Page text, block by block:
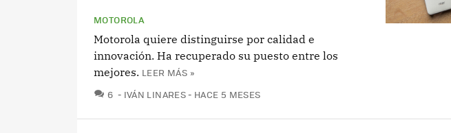
MOTOROLA
Motorola quiere distinguirse por calidad e
innovación. Ha recuperado su puesto entre los
mejores. LEER MÁS »
6 COMENTARIOS
IVÁN LINARES HACE 5 MESES